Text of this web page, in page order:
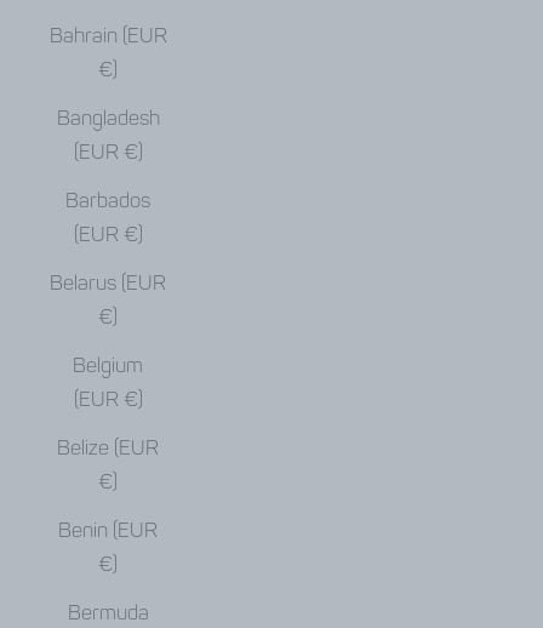
Bahrain (EUR
€)
Bangladesh
(EUR €)
Barbados
(EUR €)
Belarus (EUR
€)
Belgium
(EUR €)
Belize (EUR
€)
Benin (EUR
€)
Bermuda